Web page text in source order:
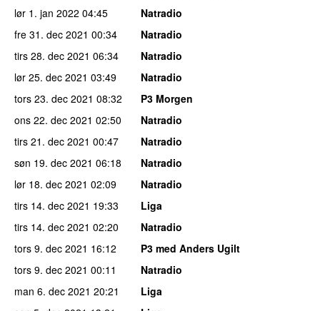
lør 1. jan 2022 04:45
Natradio
fre 31. dec 2021 00:34
Natradio
tirs 28. dec 2021 06:34
Natradio
lør 25. dec 2021 03:49
Natradio
tors 23. dec 2021 08:32
P3 Morgen
ons 22. dec 2021 02:50
Natradio
tirs 21. dec 2021 00:47
Natradio
søn 19. dec 2021 06:18
Natradio
lør 18. dec 2021 02:09
Natradio
tirs 14. dec 2021 19:33
Liga
tirs 14. dec 2021 02:20
Natradio
tors 9. dec 2021 16:12
P3 med Anders Ugilt
tors 9. dec 2021 00:11
Natradio
man 6. dec 2021 20:21
Liga